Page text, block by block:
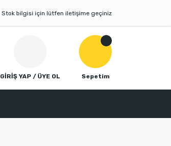
Stok bilgisi için lütfen iletişime geçiniz
GİRİŞ YAP / ÜYE OL Sepetim